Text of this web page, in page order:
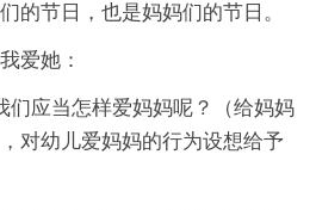
的节日，也是妈妈们的节日。
爱她：
们应当怎样爱妈妈呢？（给妈妈
对幼儿爱妈妈的行为设想给予